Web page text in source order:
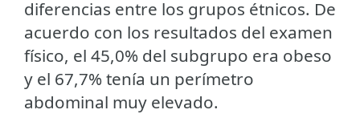
diferencias entre los grupos étnicos. De
acuerdo con los resultados del examen
físico, el 45,0% del subgrupo era obeso
y el 67,7% tenía un perímetro
abdominal muy elevado.